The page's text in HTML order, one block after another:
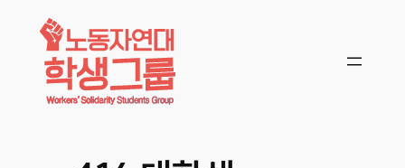
콘텐츠로
바로가기